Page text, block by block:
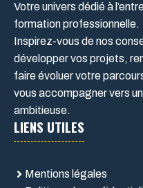
Votre univers dédié à
formation professionnelle.
Inspirez-vous de nos
développer vos projets,
faire évoluer votre
vous accompagner vers
ambitieuse.
LIENS UTILES
Mentions légales